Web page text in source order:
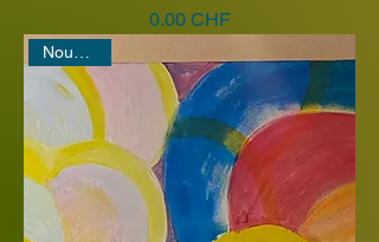
Prix
0.00 CHF